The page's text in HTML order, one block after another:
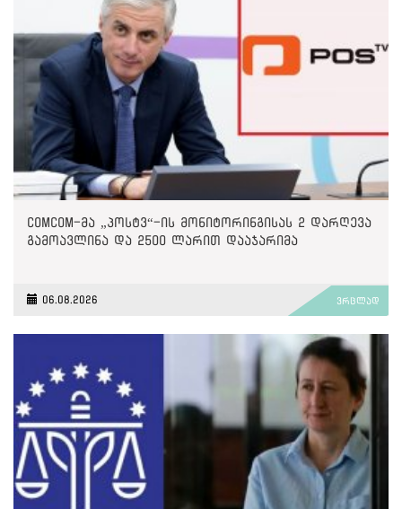
ComCom-მა „პოსტვ“-ის მონიტორინგისას 2 დარღევა
გამოავლინა და 2500 ლარით დააჯარიმა
06.08.2026 ვრცლად